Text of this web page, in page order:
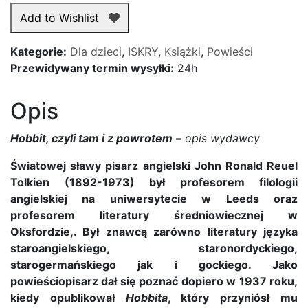
czyli
tam
z
powrotem
J.R.R.
Tolkien
Add to Wishlist
Kategorie: Dla dzieci, ISKRY, Książki, Powieści
Przewidywany termin wysyłki: 24h
Opis
Hobbit, czyli tam i z powrotem – opis wydawcy
Światowej sławy pisarz angielski John Ronald Reuel
Tolkien (1892-1973) był profesorem filologii
angielskiej na uniwersytecie w Leeds oraz
profesorem literatury średniowiecznej w
Oksfordzie,. Był znawcą zarówno literatury języka
staroangielskiego, staronordyckiego,
starogermańskiego jak i gockiego. Jako
powieściopisarz dał się poznać dopiero w 1937 roku,
kiedy opublikował Hobbita, który przyniósł mu